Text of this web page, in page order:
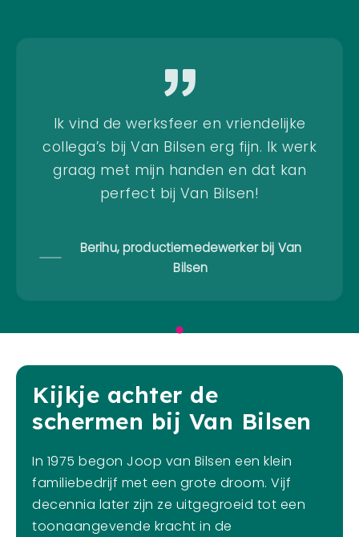
Ik vind de werksfeer en vriendelijke
collega’s bij Van Bilsen erg fijn. Ik werk
graag met mijn handen en dat kan
perfect bij Van Bilsen!
Berihu, productiemedewerker bij Van
Bilsen
Kijkje achter de
schermen bij Van Bilsen
In 1975 begon Joop van Bilsen een klein
familiebedrijf met een grote droom. Vijf
decennia later zijn ze uitgegroeid tot een
toonaangevende kracht in de